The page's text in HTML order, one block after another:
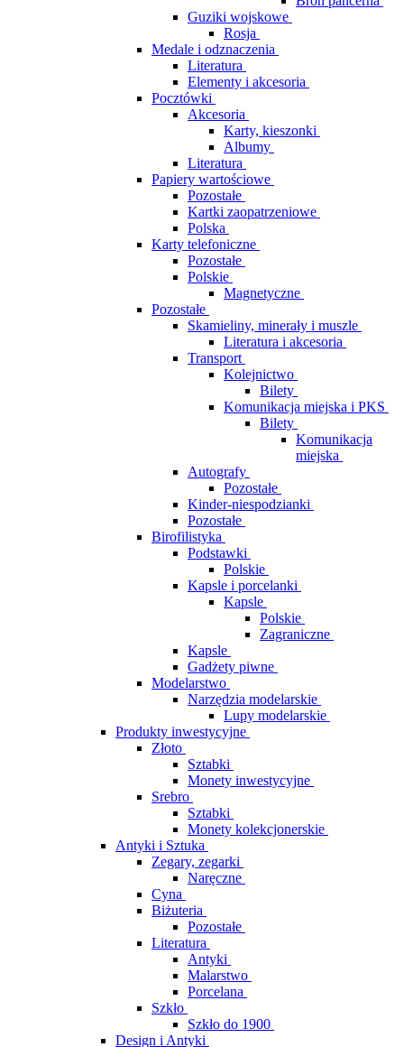
Guziki wojskowe
Rosja
Medale i odznaczenia
Literatura
Elementy i akcesoria
Pocztówki
Akcesoria
Karty, kieszonki
Albumy
Literatura
Papiery wartościowe
Pozostałe
Kartki zaopatrzeniowe
Polska
Karty telefoniczne
Pozostałe
Polskie
Magnetyczne
Pozostałe
Skamieliny, minerały i muszle
Literatura i akcesoria
Transport
Kolejnictwo
Bilety
Komunikacja miejska i PKS
Bilety
Komunikacja
miejska
Autografy
Pozostałe
Kinder-niespodzianki
Pozostałe
Birofilistyka
Podstawki
Polskie
Kapsle i porcelanki
Kapsle
Polskie
Zagraniczne
Kapsle
Gadżety piwne
Modelarstwo
Narzędzia modelarskie
Lupy modelarskie
Produkty inwestycyjne
Złoto
Sztabki
Monety inwestycyjne
Srebro
Sztabki
Monety kolekcjonerskie
Antyki i Sztuka
Zegary, zegarki
Naręczne
Cyna
Biżuteria
Pozostałe
Literatura
Antyki
Malarstwo
Porcelana
Szkło
Szkło do 1900
Design i Antyki